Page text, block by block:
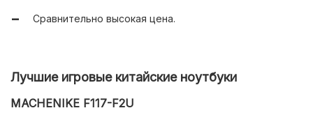
Сравнительно высокая цена.
Лучшие игровые китайские ноутбуки
MACHENIKE F117-F2U